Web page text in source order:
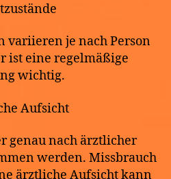
variieren je nach Person
ist eine regelmäßige
wichtig.
Aufsicht
genau nach ärztlicher
werden. Missbrauch
ärztliche Aufsicht kann